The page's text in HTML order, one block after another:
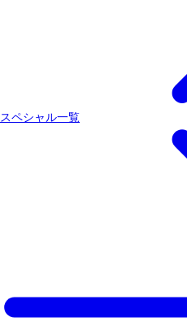
スペシャル一覧